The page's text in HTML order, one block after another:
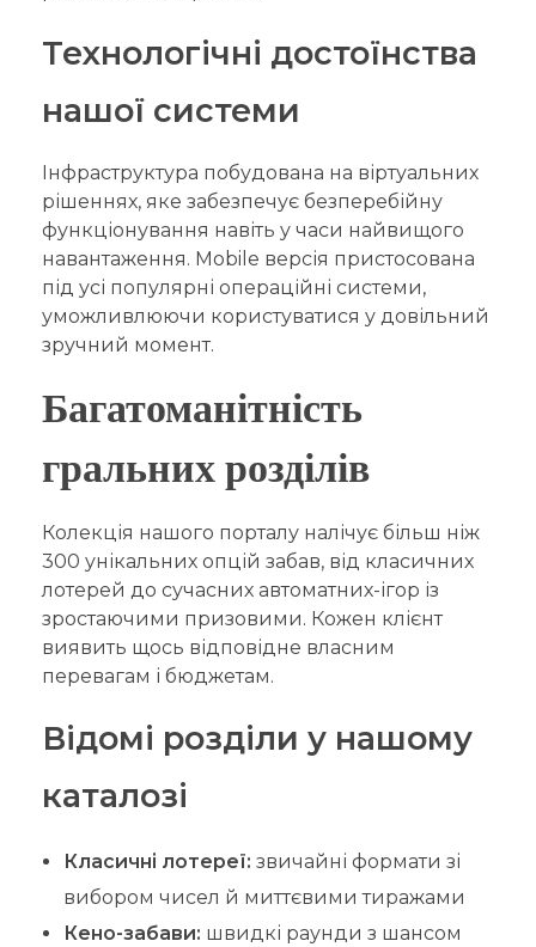
Технологічні достоїнства
нашої системи
Інфраструктура побудована на віртуальних
рішеннях, яке забезпечує безперебійну
функціонування навіть у часи найвищого
навантаження. Mobile версія пристосована
під усі популярні операційні системи,
уможливлюючи користуватися у довільний
зручний момент.
Багатоманітність
гральних розділів
Колекція нашого порталу налічує більш ніж
300 унікальних опцій забав, від класичних
лотерей до сучасних автоматних-ігор із
зростаючими призовими. Кожен клієнт
виявить щось відповідне власним
перевагам і бюджетам.
Відомі розділи у нашому
каталозі
Класичні лотереї: звичайні формати зі
вибором чисел й миттєвими тиражами
Кено-забави: швидкі раунди з шансом